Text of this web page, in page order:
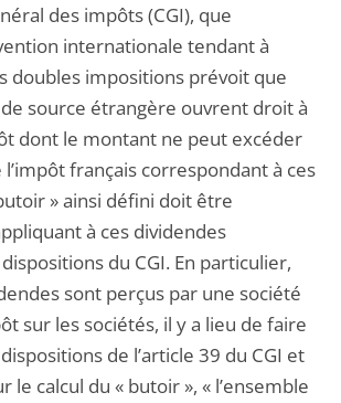
des impôts (CGI), que
internationale tendant à
doubles impositions prévoit que
source étrangère ouvrent droit à
dont le montant ne peut excéder
français correspondant à ces
» ainsi défini doit être
à ces dividendes
du CGI. En particulier,
sont perçus par une société
sur les sociétés, il y a lieu de faire
de l’article 39 du CGI et
le calcul du « butoir », « l’ensemble